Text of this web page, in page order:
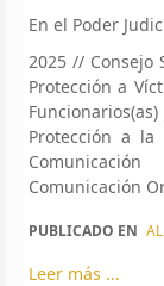
En el Poder
2025 // Consejo
Protección a
Protección a la
Comunicación
PUBLICADO EN
Leer más ...